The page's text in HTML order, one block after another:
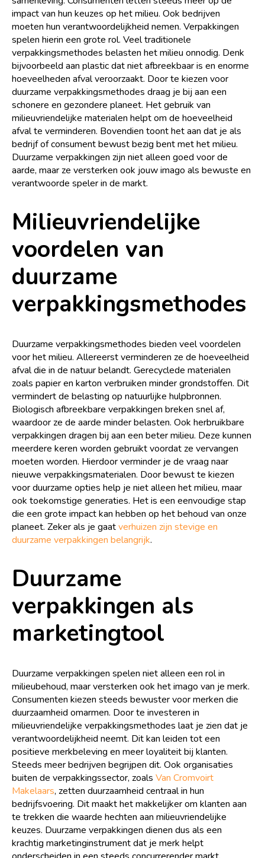
impact van hun keuzes op het milieu. Ook bedrijven
moeten hun verantwoordelijkheid nemen. Verpakkingen
spelen hierin een grote rol. Veel traditionele
verpakkingsmethodes belasten het milieu onnodig. Denk
bijvoorbeeld aan plastic dat niet afbreekbaar is en enorme
hoeveelheden afval veroorzaakt. Door te kiezen voor
duurzame verpakkingsmethodes draag je bij aan een
schonere en gezondere planeet. Het gebruik van
milieuvriendelijke materialen helpt om de hoeveelheid
afval te verminderen. Bovendien toont het aan dat je als
bedrijf of consument bewust bezig bent met het milieu.
Duurzame verpakkingen zijn niet alleen goed voor de
aarde, maar ze versterken ook jouw imago als bewuste en
verantwoorde speler in de markt.
Milieuvriendelijke
voordelen van
duurzame
verpakkingsmethodes
Duurzame verpakkingsmethodes bieden veel voordelen
voor het milieu. Allereerst verminderen ze de hoeveelheid
afval die in de natuur belandt. Gerecyclede materialen
zoals papier en karton verbruiken minder grondstoffen. Dit
vermindert de belasting op natuurlijke hulpbronnen.
Biologisch afbreekbare verpakkingen breken snel af,
waardoor ze de aarde minder belasten. Ook herbruikbare
verpakkingen dragen bij aan een beter milieu. Deze kunnen
meerdere keren worden gebruikt voordat ze vervangen
moeten worden. Hierdoor verminder je de vraag naar
nieuwe verpakkingsmaterialen. Door bewust te kiezen
voor duurzame opties help je niet alleen het milieu, maar
ook toekomstige generaties. Het is een eenvoudige stap
die een grote impact kan hebben op het behoud van onze
planeet. Zeker als je gaatverhuizen zijn stevige en
duurzame verpakkingen belangrijk.
Duurzame
verpakkingen als
marketingtool
Duurzame verpakkingen spelen niet alleen een rol in
milieubehoud, maar versterken ook het imago van je merk.
Consumenten kiezen steeds bewuster voor merken die
duurzaamheid omarmen. Door te investeren in
milieuvriendelijke verpakkingsmethodes laat je zien dat je
verantwoordelijkheid neemt. Dit kan leiden tot een
positieve merkbeleving en meer loyaliteit bij klanten.
Steeds meer bedrijven begrijpen dit. Ook organisaties
buiten de verpakkingssector, zoals Van Cromvoirt
Makelaars, zetten duurzaamheid centraal in hun
bedrijfsvoering. Dit maakt het makkelijker om klanten aan
te trekken die waarde hechten aan milieuvriendelijke
keuzes. Duurzame verpakkingen dienen dus als een
krachtig marketinginstrument dat je merk helpt